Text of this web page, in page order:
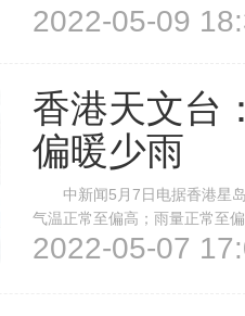
界对李家超及其政纲的广泛认
2022-05-09
香港天文台
偏暖少雨
中新闻5月7日电据香港星岛
气温正常至偏高；雨量正常
天文台发表评估，拉尼娜在过
2022-05-07